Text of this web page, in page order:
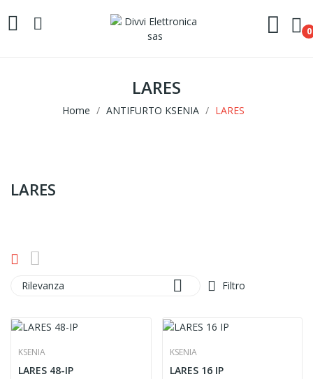
0
LARES
Home ANTIFURTO KSENIA LARES
LARES
Rilevanza  Filtro
KSENIA
LARES 48-IP
KSENIA
LARES 16 IP